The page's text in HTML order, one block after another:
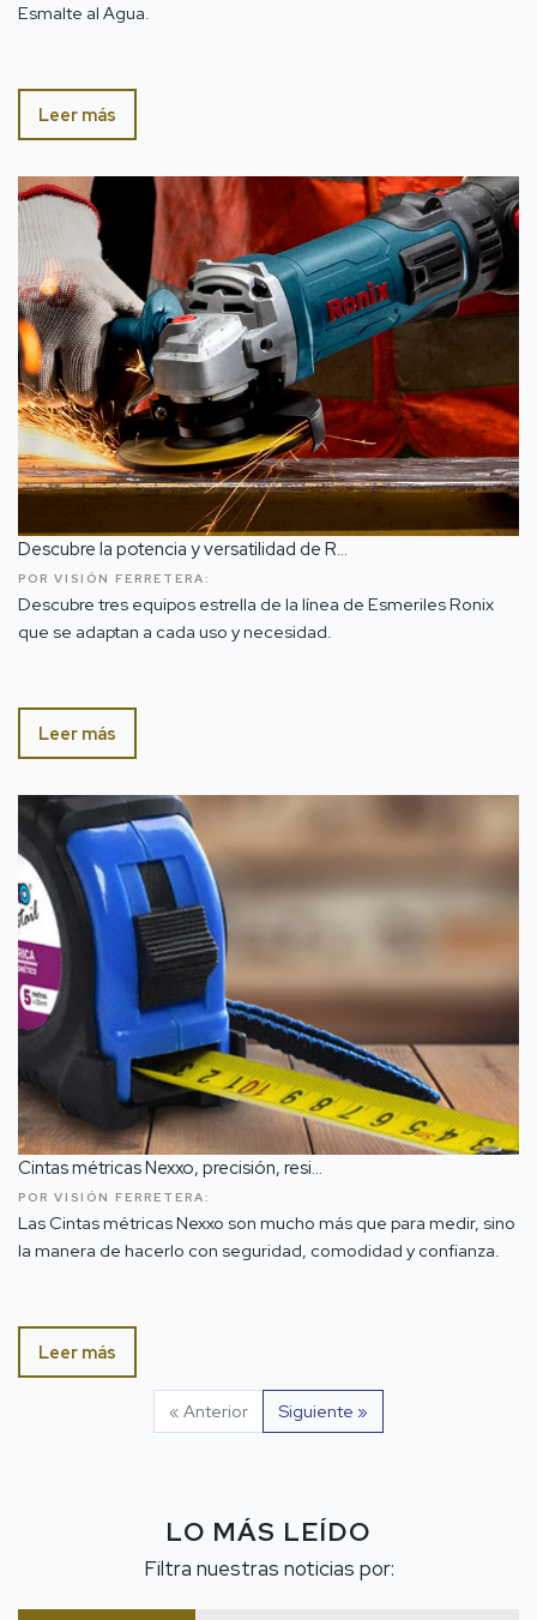
Esmalte al Agua.
Leer más
Descubre la potencia y versatilidad de R...
POR VISIÓN FERRETERA:
Descubre tres equipos estrella de la línea de Esmeriles Ronix
que se adaptan a cada uso y necesidad.
Leer más
Cintas métricas Nexxo, precisión, resi...
POR VISIÓN FERRETERA:
Las Cintas métricas Nexxo son mucho más que para medir, sino
la manera de hacerlo con seguridad, comodidad y confianza.
Leer más
« Anterior Siguiente »
LO MÁS LEÍDO
Filtra nuestras noticias por: